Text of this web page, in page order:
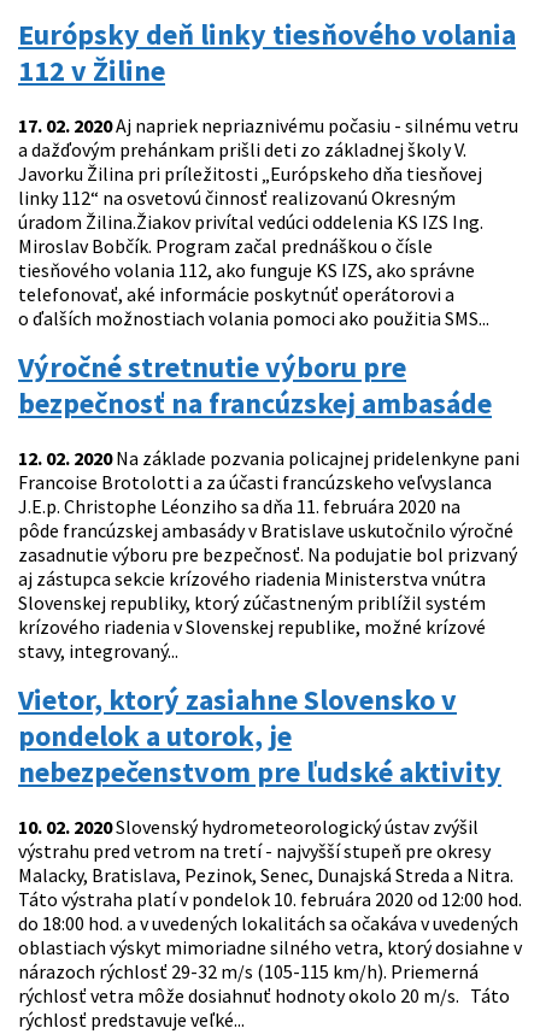
Európsky deň linky tiesňového volania
112 v Žiline
17. 02. 2020Aj napriek nepriaznivému počasiu - silnému vetru
a dažďovým prehánkam prišli deti zo základnej školy V.
Javorku Žilina pri príležitosti „Európskeho dňa tiesňovej
linky 112“ na osvetovú činnosť realizovanú Okresným
úradom Žilina.Žiakov privítal vedúci oddelenia KS IZS Ing.
Miroslav Bobčík. Program začal prednáškou o čísle
tiesňového volania 112, ako funguje KS IZS, ako správne
telefonovať, aké informácie poskytnúť operátorovi a
o ďalších možnostiach volania pomoci ako použitia SMS...
Výročné stretnutie výboru pre
bezpečnosť na francúzskej ambasáde
12. 02. 2020Na základe pozvania policajnej pridelenkyne pani
Francoise Brotolotti a za účasti francúzskeho veľvyslanca
J.E.p. Christophe Léonziho sa dňa 11. februára 2020 na
pôde francúzskej ambasády v Bratislave uskutočnilo výročné
zasadnutie výboru pre bezpečnosť. Na podujatie bol prizvaný
aj zástupca sekcie krízového riadenia Ministerstva vnútra
Slovenskej republiky, ktorý zúčastneným priblížil systém
krízového riadenia v Slovenskej republike, možné krízové
stavy, integrovaný...
Vietor, ktorý zasiahne Slovensko v
pondelok a utorok, je
nebezpečenstvom pre ľudské aktivity
10. 02. 2020Slovenský hydrometeorologický ústav zvýšil
výstrahu pred vetrom na tretí - najvyšší stupeň pre okresy
Malacky, Bratislava, Pezinok, Senec, Dunajská Streda a Nitra.
Táto výstraha platí v pondelok 10. februára 2020 od 12:00 hod.
do 18:00 hod. a v uvedených lokalitách sa očakáva v uvedených
oblastiach výskyt mimoriadne silného vetra, ktorý dosiahne v
nárazoch rýchlosť 29-32 m/s (105-115 km/h). Priemerná
rýchlosť vetra môže dosiahnuť hodnoty okolo 20 m/s. Táto
rýchlosť predstavuje veľké...